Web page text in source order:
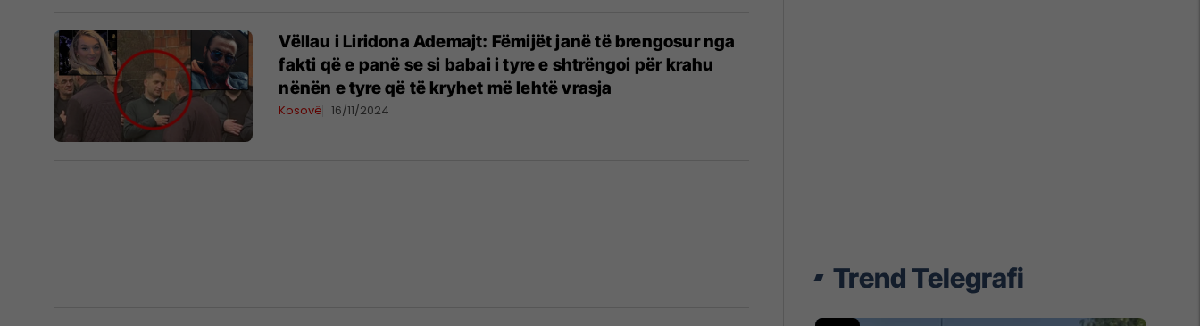
Vëllau i Liridona Ademajt: Fëmijët janë të brengosur nga
fakti që e panë se si babai i tyre e shtrëngoi për krahu
nënën e tyre që të kryhet më lehtë vrasja
Kosovë 16/11/2024
Trend Telegrafi